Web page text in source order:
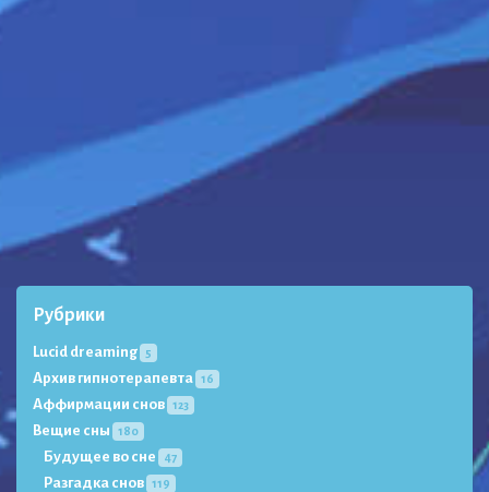
Рубрики
Lucid dreaming 5
Архив гипнотерапевта 16
Аффирмации снов 123
Вещие сны 180
Будущее во сне 47
Разгадка снов 119